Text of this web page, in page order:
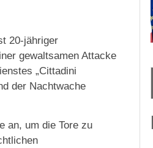
20-jähriger
gewaltsamen Attacke
„Cittadini
der Nachtwache
an, um die Tore zu